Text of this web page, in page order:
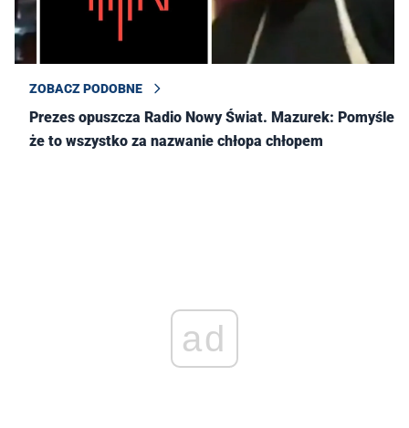
ZOBACZ PODOBNE
Prezes opuszcza Radio Nowy Świat. Mazurek: Pomyśleć,
że to wszystko za nazwanie chłopa chłopem
ad